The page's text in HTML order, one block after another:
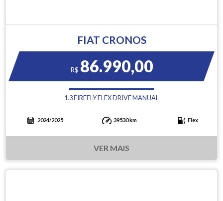
FIAT CRONOS
R$ 86.990,00
1.3 FIREFLY FLEX DRIVE MANUAL
2024/2025 39530 km Flex
VER MAIS